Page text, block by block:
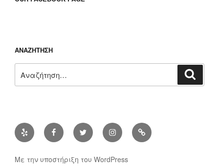
ΑΝΑΖΉΤΗΣΗ
για:
Yelp FacebookTwitter InstagramΔιεύθυνση
ηλ.
Με την υποστήριξη του WordPress